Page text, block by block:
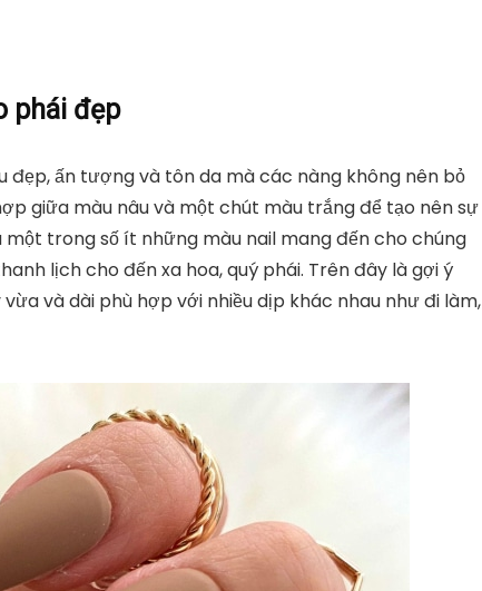
phái đẹp
đẹp, ấn tượng và tôn da mà các nàng không nên bỏ
giữa màu nâu và một chút màu trắng để tạo nên sự
trong số ít những màu nail mang đến cho chúng
lịch cho đến xa hoa, quý phái. Trên đây là gợi ý
và dài phù hợp với nhiều dịp khác nhau như đi làm,